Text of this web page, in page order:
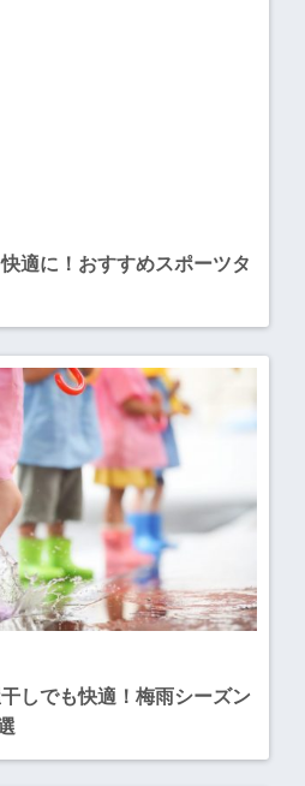
適に！おすすめスポーツタ
しでも快適！梅雨シーズン